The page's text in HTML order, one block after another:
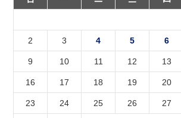
2 3 4 5 6
9 10 11 12 13
16 17 18 19 20
23 24 25 26 27